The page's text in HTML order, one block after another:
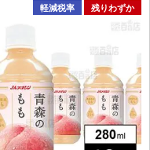
軽減税率 残りわずか